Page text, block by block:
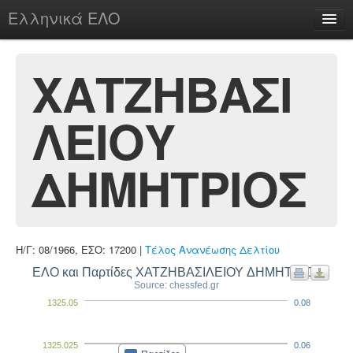
Ελληνικά ΕΛΟ
chesstu.be @ discord
Login
ΧΑΤΖΗΒΑΣΙ
ΛΕΙΟΥ
ΔΗΜΗΤΡΙΟΣ
Η/Γ: 08/1966, ΕΣΟ: 17200 | Τέλος Ανανέωσης Δελτίου
ΕΛΟ και Παρτίδες ΧΑΤΖΗΒΑΣΙΛΕΙΟΥ ΔΗΜΗΤΡΙΟΣ
Source: chessfed.gr
1325.025
1325.05
0.06
0.08